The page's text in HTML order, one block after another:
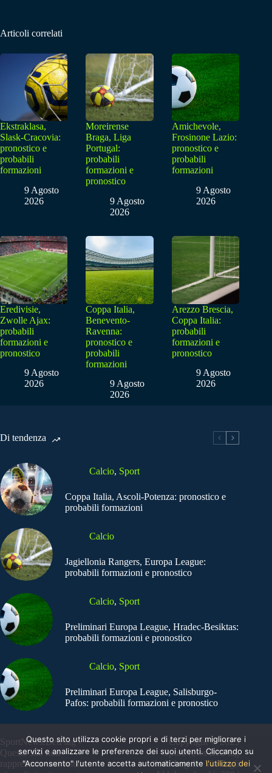
Articoli correlati
Ekstraklasa,
Slask-Cracovia:
pronostico e
probabili
formazioni
9 Agosto
2026
Moreirense
Braga, Liga
Portugal:
probabili
formazioni e
pronostico
9 Agosto
2026
Amichevole,
Frosinone Lazio:
pronostico e
probabili
formazioni
9 Agosto
2026
Eredivisie,
Zwolle Ajax:
probabili
formazioni e
pronostico
9 Agosto
2026
Coppa Italia,
Benevento-
Ravenna:
pronostico e
probabili
formazioni
9 Agosto
2026
Arezzo Brescia,
Coppa Italia:
probabili
formazioni e
pronostico
9 Agosto
2026
Di tendenza
Calcio, Sport
Coppa Italia, Ascoli-Potenza: pronostico e
probabili formazioni
Calcio
Jagiellonia Rangers, Europa League:
probabili formazioni e pronostico
Calcio, Sport
Preliminari Europa League, Hradec-Besiktas:
probabili formazioni e pronostico
Calcio, Sport
Preliminari Europa League, Salisburgo-
Pafos: probabili formazioni e pronostico
SportNews.BetFlag -
Questo sito non
rappresenta una testata
Copyright © 2025
SportNews BetFlag
Sede Legale: Via degli
Questo sito utilizza cookie propri e di terzi per migliorare i
servizi e analizzare le preferenze dei suoi utenti. Cliccando su
"Acconsento" l'utente accetta automaticamente l'utilizzo dei